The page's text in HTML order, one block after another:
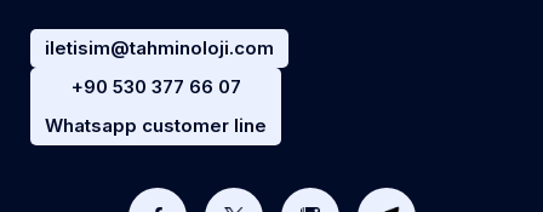
iletisim@tahminoloji.com
+90 530 377 66 07
Whatsapp customer line